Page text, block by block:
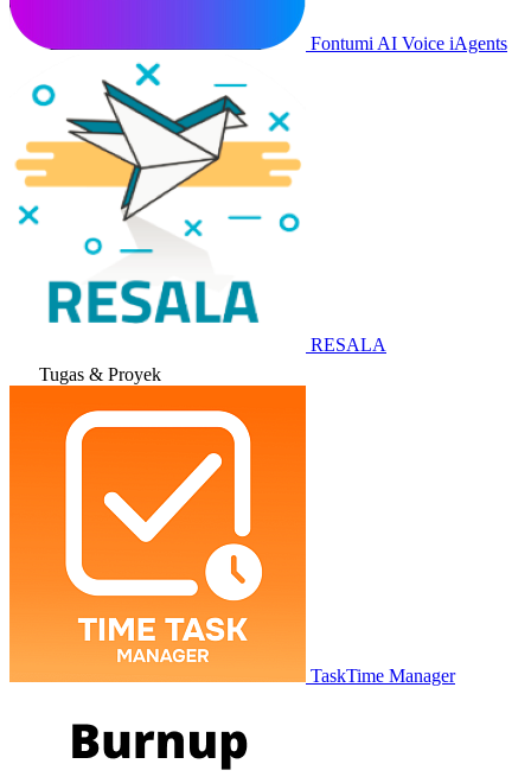
Fontumi AI Voice iAgents
RESALA
Tugas & Proyek
TaskTime Manager